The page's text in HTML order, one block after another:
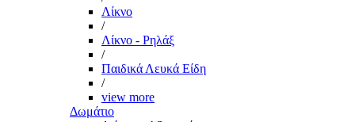
Λίκνο
/
Λίκνο - Ρηλάξ
/
Παιδικά Λευκά Είδη
/
view more
Δωμάτιο